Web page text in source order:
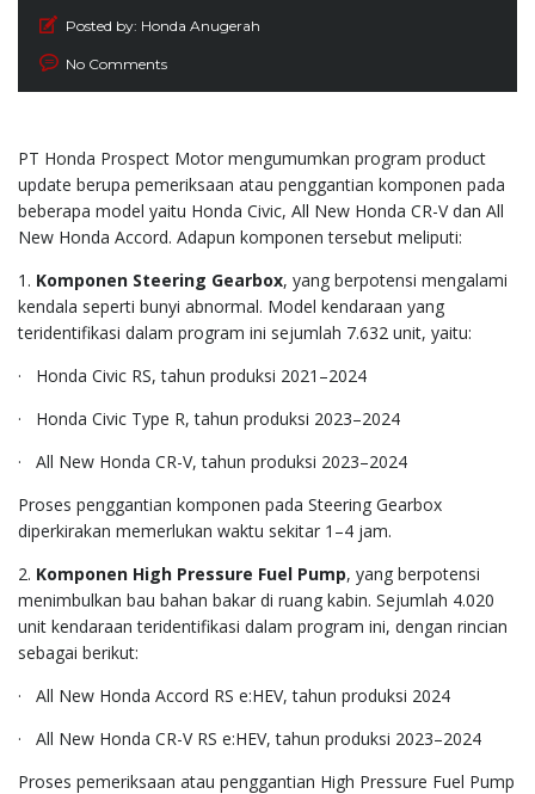
Posted by: Honda Anugerah
No Comments
PT Honda Prospect Motor mengumumkan program product
update berupa pemeriksaan atau penggantian komponen pada
beberapa model yaitu Honda Civic, All New Honda CR-V dan All
New Honda Accord. Adapun komponen tersebut meliputi:
1. Komponen Steering Gearbox, yang berpotensi mengalami
kendala seperti bunyi abnormal. Model kendaraan yang
teridentifikasi dalam program ini sejumlah 7.632 unit, yaitu:
· Honda Civic RS, tahun produksi 2021–2024
· Honda Civic Type R, tahun produksi 2023–2024
· All New Honda CR-V, tahun produksi 2023–2024
Proses penggantian komponen pada Steering Gearbox
diperkirakan memerlukan waktu sekitar 1–4 jam.
2. Komponen High Pressure Fuel Pump, yang berpotensi
menimbulkan bau bahan bakar di ruang kabin. Sejumlah 4.020
unit kendaraan teridentifikasi dalam program ini, dengan rincian
sebagai berikut:
· All New Honda Accord RS e:HEV, tahun produksi 2024
· All New Honda CR-V RS e:HEV, tahun produksi 2023–2024
Proses pemeriksaan atau penggantian High Pressure Fuel Pump